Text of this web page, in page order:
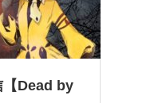
【Dead by